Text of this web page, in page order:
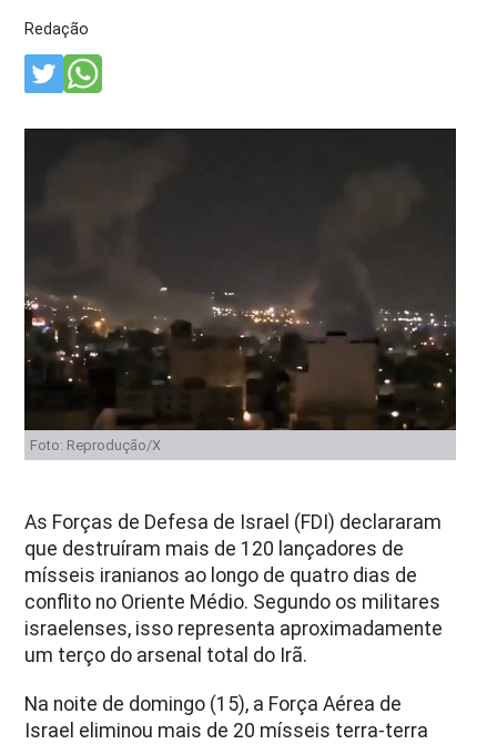
Redação
Foto: Reprodução/X
As Forças de Defesa de Israel (FDI) declararam
que destruíram mais de 120 lançadores de
mísseis iranianos ao longo de quatro dias de
conflito no Oriente Médio. Segundo os militares
israelenses, isso representa aproximadamente
um terço do arsenal total do Irã.
Na noite de domingo (15), a Força Aérea de
Israel eliminou mais de 20 mísseis terra-terra